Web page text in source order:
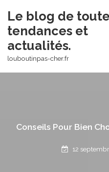
content
Le blog de
tendances et
actualités.
louboutinpas-cher.fr
Conseils Pour Bien
12